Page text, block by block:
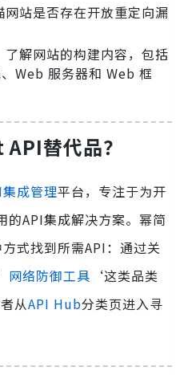
网站是否存在开放重定向漏
了解网站的构建内容，包括
Web 服务器和 Web 框
替代品？
成管理平台，专注于为开
的API集成解决方案。幂简
式找到所需API：通过关
网络防御工具 ‘这类品类
从API Hub分类页进入寻